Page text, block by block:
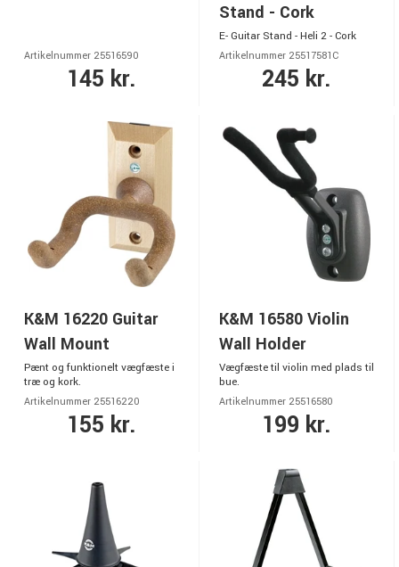
Artikelnummer 25516590
145 kr.
Stand - Cork
E- Guitar Stand - Heli 2 - Cork
Artikelnummer 25517581C
245 kr.
K&M 16220 Guitar
Wall Mount
Pænt og funktionelt vægfæste i
træ og kork.
Artikelnummer 25516220
155 kr.
K&M 16580 Violin
Wall Holder
Vægfæste til violin med plads til
bue.
Artikelnummer 25516580
199 kr.